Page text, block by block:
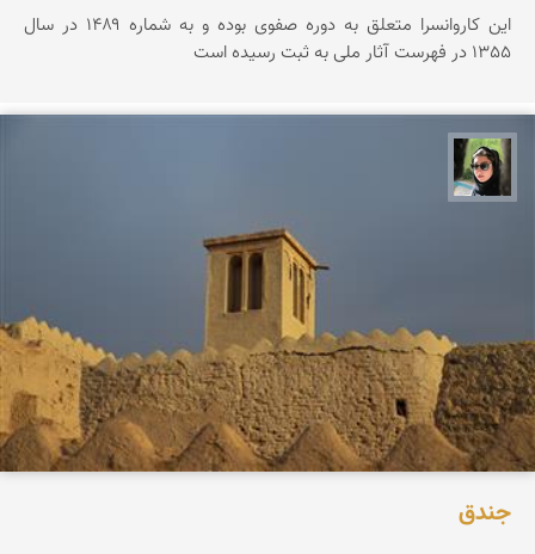
این کاروانسرا متعلق به دوره صفوی بوده و به شماره ۱۴۸۹ در سال
1355 در فهرست آثار ملی به ثبت رسیده است
جندق‌